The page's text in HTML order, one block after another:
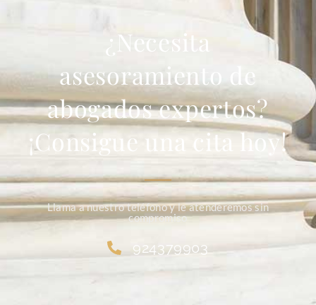
¿Necesita
asesoramiento de
abogados expertos?
¡Consigue una cita hoy!
Llama a nuestro teléfono y le atenderemos sin
compromiso
924379903